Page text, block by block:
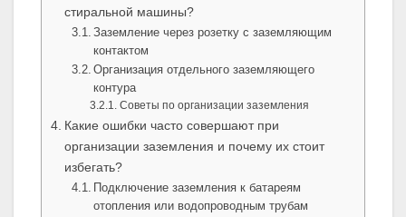
стиральной машины?
Заземление через розетку с заземляющим
контактом
Организация отдельного заземляющего
контура
Советы по организации заземления
Какие ошибки часто совершают при
организации заземления и почему их стоит
избегать?
Подключение заземления к батареям
отопления или водопроводным трубам